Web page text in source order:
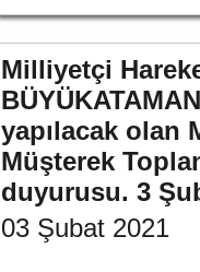
Milliyetçi
yapılacak olan
Müşterek
duyurusu. 3
03 Şubat 2021